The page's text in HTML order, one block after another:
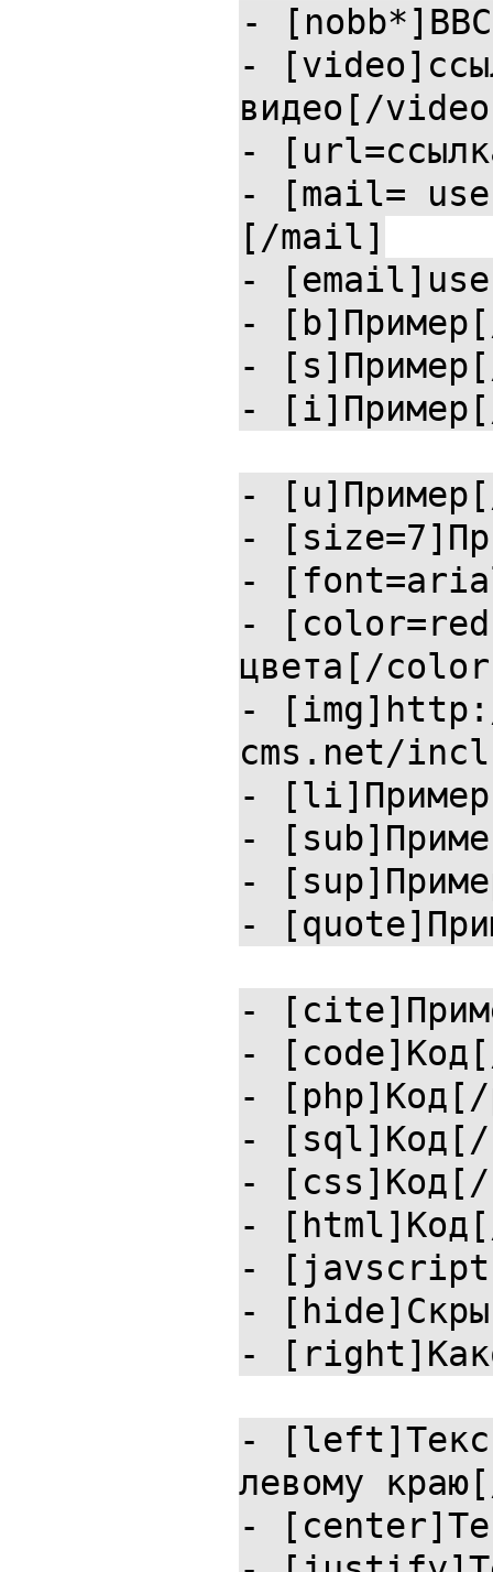
-
-
видео[/
-
- [mail=
[/mail]
-
-
-
-
-
-
-
-
цвета[/
-
cms.net/
-
-
-
-
-
-
- [php]Код[/
-
-
-
-
-
-
-
левому
-